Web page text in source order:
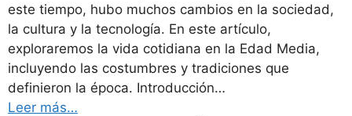
este tiempo, hubo muchos cambios en la sociedad,
la cultura y la tecnología. En este artículo,
exploraremos la vida cotidiana en la Edad Media,
incluyendo las costumbres y tradiciones que
definieron la época. Introducción…
Leer más…